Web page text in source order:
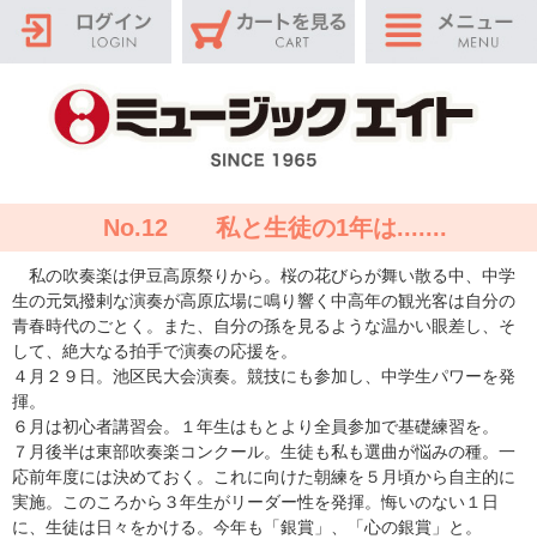
No.12 私と生徒の1年は.......
私の吹奏楽は伊豆高原祭りから。桜の花びらが舞い散る中、中学
生の元気撥剌な演奏が高原広場に鳴り響く中高年の観光客は自分の
青春時代のごとく。また、自分の孫を見るような温かい眼差し、そ
して、絶大なる拍手で演奏の応援を。
４月２９日。池区民大会演奏。競技にも参加し、中学生パワーを発
揮。
６月は初心者講習会。１年生はもとより全員参加で基礎練習を。
７月後半は東部吹奏楽コンクール。生徒も私も選曲が悩みの種。一
応前年度には決めておく。これに向けた朝練を５月頃から自主的に
実施。このころから３年生がリーダー性を発揮。悔いのない１日
に、生徒は日々をかける。今年も「銀賞」、「心の銀賞」と。